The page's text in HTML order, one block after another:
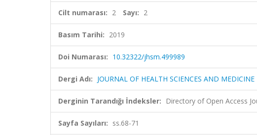
Cilt numarası: 2 Sayı: 2
Basım Tarihi: 2019
Doi Numarası: 10.32322/jhsm.499989
Dergi Adı: JOURNAL OF HEALTH SCIENCES AND MEDICINE
Derginin Tarandığı İndeksler: Directory of Open Access
Sayfa Sayıları: ss.68-71